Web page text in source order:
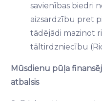
savienības biedri
aizsardzību pret
tādējādi mazinot
tāltirdzniecību
Mūsdienu pūļa
atbalsis